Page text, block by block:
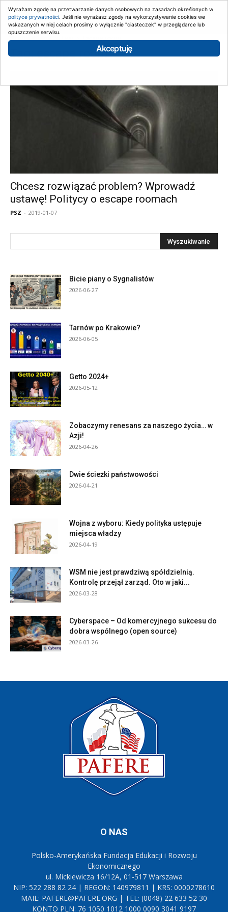
Strona główna
Tag: escape room
Chcesz rozwiązać problem? Wprowadź
ustawę! Politycy o escape roomach
PSZ - 2019-01-07
Bicie piany o Sygnalistów
2026-06-27
Tarnów po Krakowie?
2026-06-05
Getto 2024+
2026-05-12
Zobaczymy renesans za naszego życia… w
Azji!
2026-04-26
Dwie ścieżki państwowości
2026-04-21
Wojna z wyboru: Kiedy polityka ustępuje
miejsca władzy
2026-04-19
WSM nie jest prawdziwą spółdzielnią.
Kontrolę przejął zarząd. Oto w jaki...
2026-03-28
Cyberspace – Od komercyjnego sukcesu do
dobra wspólnego (open source)
2026-03-26
O NAS
Polsko-Amerykańska Fundacja Edukacji i Rozwoju
Ekonomicznego
ul. Mickiewicza 16/12A, 01-517 Warszawa
NIP: 522 288 82 24 | REGON: 140979811 | KRS: 0000278610
MAIL: PAFERE@PAFERE.ORG | TEL: (0048) 22 633 52 30
KONTO PLN: 76 1050 1012 1000 0090 3041 9197
Wyrażam zgodę na przetwarzanie danych osobowych na zasadach określonych w
polityce prywatności. Jeśli nie wyrażasz zgody na wykorzystywanie cookies we
wskazanych w niej celach prosimy o wyłącznie "ciasteczek" w przeglądarce lub
opuszczenie serwisu.
Akceptuję